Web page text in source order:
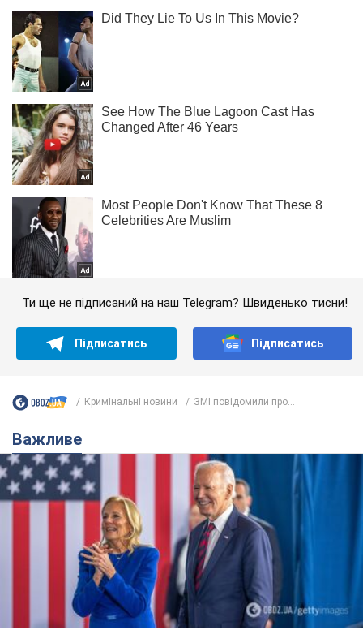
Ти ще не підписаний на наш Telegram? Швиденько тисни!
Підписатись Підписатись
Кримінальні новини ЗМІ повідомили про...
Важливе